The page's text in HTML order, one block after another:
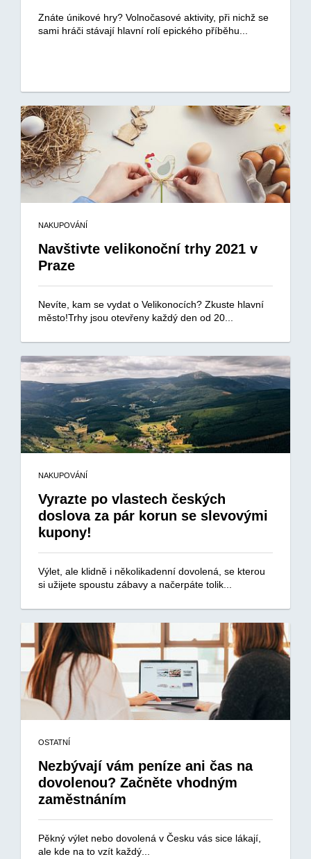
Znáte únikové hry? Volnočasové aktivity, při nichž se
sami hráči stávají hlavní rolí epického příběhu...
NAKUPOVÁNÍ
Navštivte velikonoční trhy 2021 v
Praze
Nevíte, kam se vydat o Velikonocích? Zkuste hlavní
město!Trhy jsou otevřeny každý den od 20...
NAKUPOVÁNÍ
Vyrazte po vlastech českých
doslova za pár korun se slevovými
kupony!
Výlet, ale klidně i několikadenní dovolená, se kterou
si užijete spoustu zábavy a načerpáte tolik...
OSTATNÍ
Nezbývají vám peníze ani čas na
dovolenou? Začněte vhodným
zaměstnáním
Pěkný výlet nebo dovolená v Česku vás sice lákají,
ale kde na to vzít každý...